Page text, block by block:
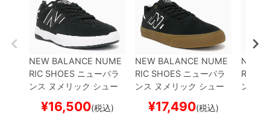
NEW BALANCE NUME
RIC SHOES ニューバラ
ンス ヌメリック シュー
MOS 808 LITENM808
¥16,500(税込)
NEW BALANCE NUME
RIC SHOES ニューバラ
ンス ヌメリック シュー
Y 306NM306ZUCBLA
¥17,490(税込)
NEW
RIC
ンス